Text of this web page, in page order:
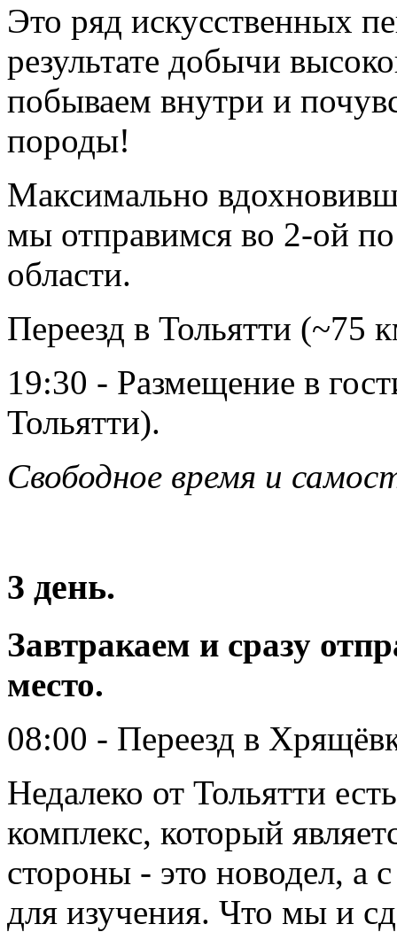
Это ряд искусственных
результате добычи
побываем внутри и
породы!
Максимально
мы отправимся во 2-ой
области.
Переезд в Тольятти (~75
19:30 - Размещение в
Тольятти).
Свободное время и
3 день.
Завтракаем и сразу
место.
08:00 - Переезд в
Недалеко от Тольятти
комплекс, который
стороны - это новодел, а
для изучения. Что мы и